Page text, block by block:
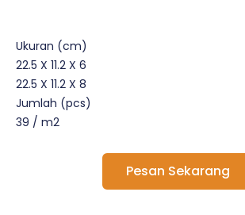
Ukuran (cm)
22.5 X 11.2 X 6
22.5 X 11.2 X 8
Jumlah (pcs)
39 / m2
Pesan Sekarang